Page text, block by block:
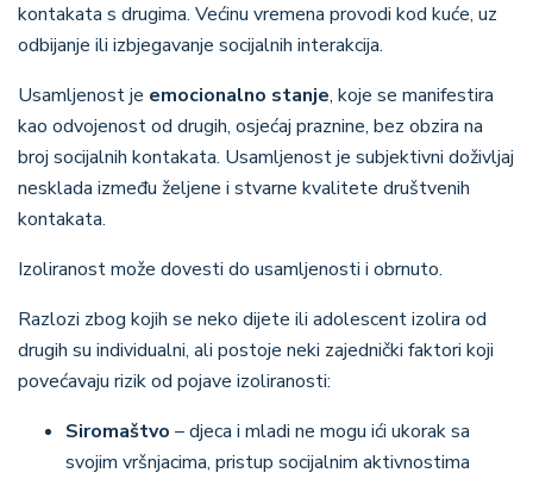
kontakata s drugima. Većinu vremena provodi kod kuće, uz
odbijanje ili izbjegavanje socijalnih interakcija.
Usamljenost je emocionalno stanje, koje se manifestira
kao odvojenost od drugih, osjećaj praznine, bez obzira na
broj socijalnih kontakata. Usamljenost je subjektivni doživljaj
nesklada između željene i stvarne kvalitete društvenih
kontakata.
Izoliranost može dovesti do usamljenosti i obrnuto.
Razlozi zbog kojih se neko dijete ili adolescent izolira od
drugih su individualni, ali postoje neki zajednički faktori koji
povećavaju rizik od pojave izoliranosti:
Siromaštvo – djeca i mladi ne mogu ići ukorak sa
svojim vršnjacima, pristup socijalnim aktivnostima